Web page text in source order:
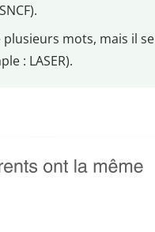
mots, mais il se
: LASER).